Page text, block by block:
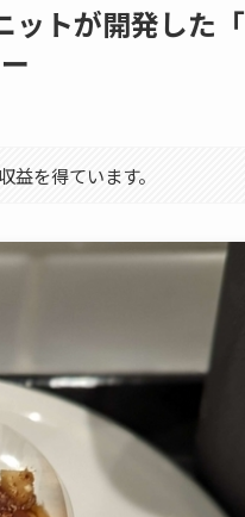
ットが開発した
を得ています。